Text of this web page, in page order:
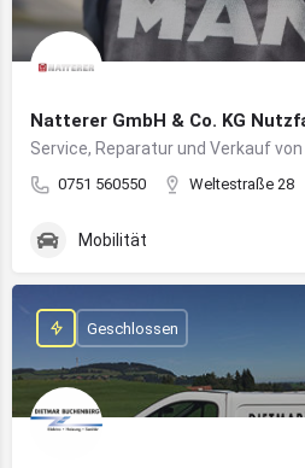
Natterer GmbH & Co. KG
0751 560550 Weltestraße 28
Mobilität
Geschlossen